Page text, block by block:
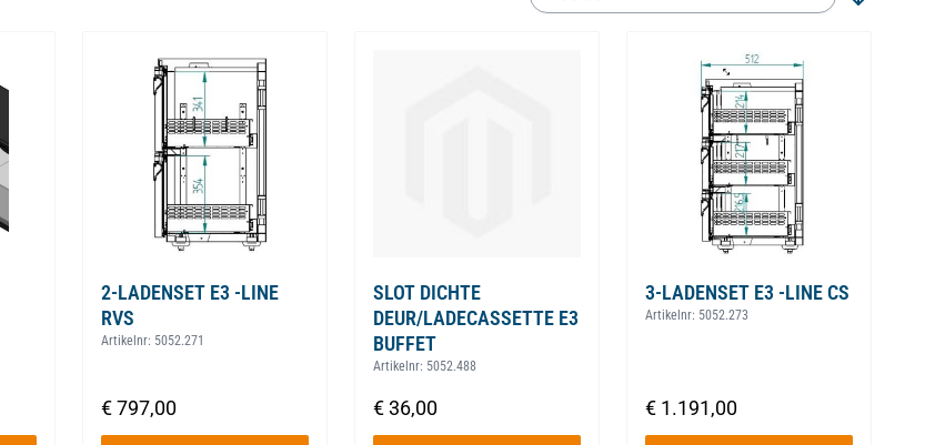
2-LADENSET E3 -LINE
RVS
Artikelnr: 5052.271
€ 797,00
SLOT DICHTE
DEUR/LADECASSETTE E3
BUFFET
Artikelnr: 5052.488
€ 36,00
3-LADENSET E3 -LINE CS
Artikelnr: 5052.273
€ 1.191,00